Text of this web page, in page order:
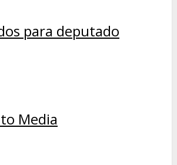
para deputado
Media